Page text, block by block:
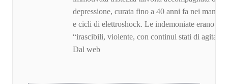
depressione, curata fino a 40 anni fa nei
e cicli di elettroshock. Le indemoniate erano
“irascibili, violente, con continui stati di
Dal web